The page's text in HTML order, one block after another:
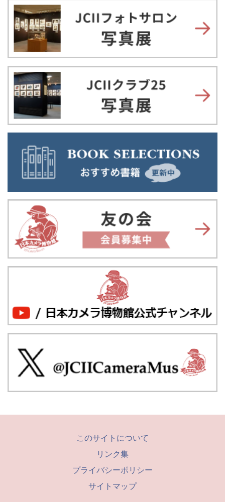
このサイトについて
リンク集
プライバシーポリシー
サイトマップ